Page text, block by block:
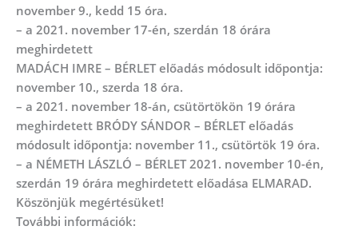
november 9., kedd 15 óra.
– a 2021. november 17-én, szerdán 18 órára
meghirdetett
MADÁCH IMRE – BÉRLET előadás módosult időpontja:
november 10., szerda 18 óra.
– a 2021. november 18-án, csütörtökön 19 órára
meghirdetett BRÓDY SÁNDOR – BÉRLET előadás
módosult időpontja: november 11., csütörtök 19 óra.
– a NÉMETH LÁSZLÓ – BÉRLET 2021. november 10-én,
szerdán 19 órára meghirdetett előadása ELMARAD.
Köszönjük megértésüket!
További információk: